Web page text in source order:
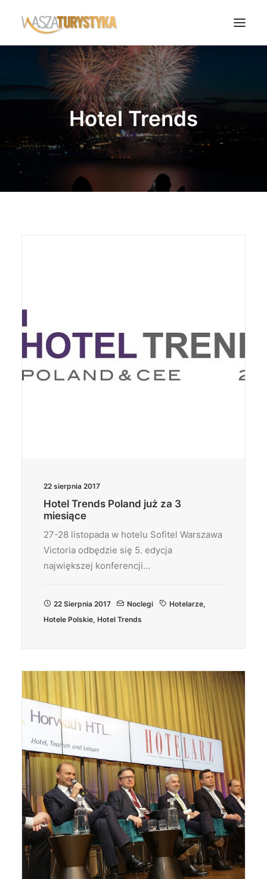
Księga wspomnień
Biura podróży
Noclegi
Polska
Świat
Hotel Trends
22 sierpnia 2017
Hotel Trends Poland już za 3
miesiące
27-28 listopada w hotelu Sofitel Warszawa
Victoria odbędzie się 5. edycja
największej konferencji…
22 Sierpnia 2017 Noclegi Hotelarze,
Hotele Polskie, Hotel Trends